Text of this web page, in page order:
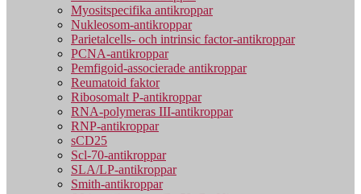
Myositspecifika antikroppar
Nukleosom-antikroppar
Parietalcells- och intrinsic factor-antikroppar
PCNA-antikroppar
Pemfigoid-associerade antikroppar
Reumatoid faktor
Ribosomalt P-antikroppar
RNA-polymeras III-antikroppar
RNP-antikroppar
sCD25
Scl-70-antikroppar
SLA/LP-antikroppar
Smith-antikroppar